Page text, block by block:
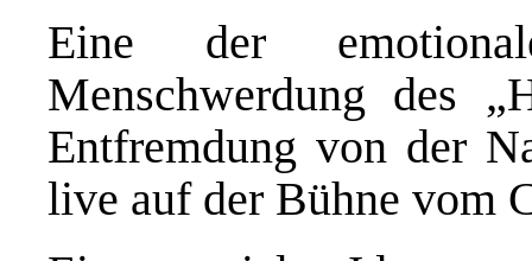
Eine der
Menschwerdung des
Entfremdung von der
live auf der Bühne vom